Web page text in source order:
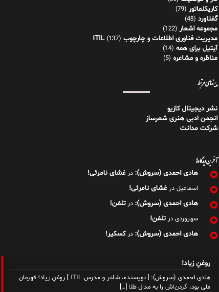
کاریکلماتور (79)
گفتاورد (48)
مجموعه اشعار (122)
مدیریت فناوری اطلاعات و چارچوب ITIL (137)
آیتیل برای همه (14)
مناظره و مشاعره (5)
پیوندهای مرتبط
نشر دیجیتال کازیو
انجمن ادبی هنری شعرساز
شرکت مدانت
آخرین دیدگاه‌ها
هادی احمدی (سروش): در غشای نامرئی!
اسماعیل در غشای نامرئی!
هادی احمدی (سروش): در تلفن!
سهروردی در تلفن!
هادی احمدی (سروش): درکسکیر!
روغنِ زیاد!
هادی احمدی (سروش): [ نویسنده، شاعر و مدرس ITIL ] روغنِ زیاد! قهرمان
ملی بود، گردن‌اش را به مدال طلا […]